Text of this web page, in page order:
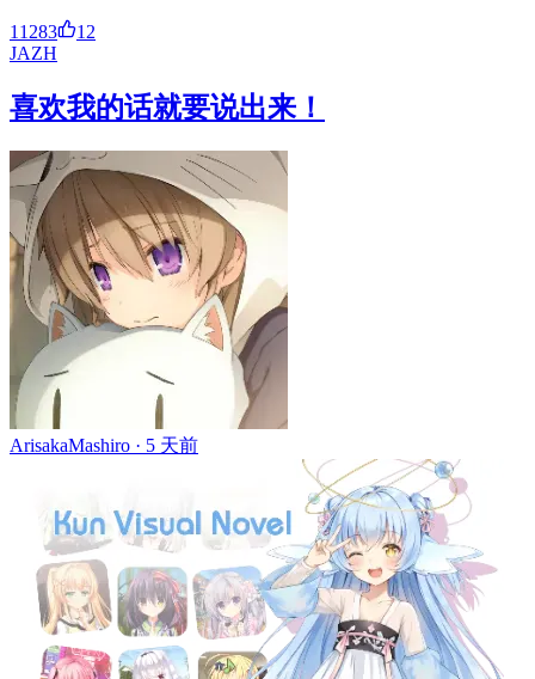
11283
12
JAZH
喜欢我的话就要说出来！
ArisakaMashiro · 5 天前